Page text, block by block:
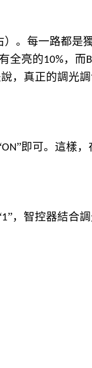
）。每一路都是
全亮的10% ，而B
，真正的調光
ON”即可。這樣
1”，智控器結合